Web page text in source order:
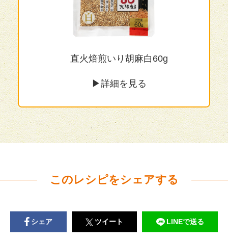
直火焙煎いり胡麻白60g
▶︎詳細を見る
このレシピをシェアする
シェア ツイート LINEで送る